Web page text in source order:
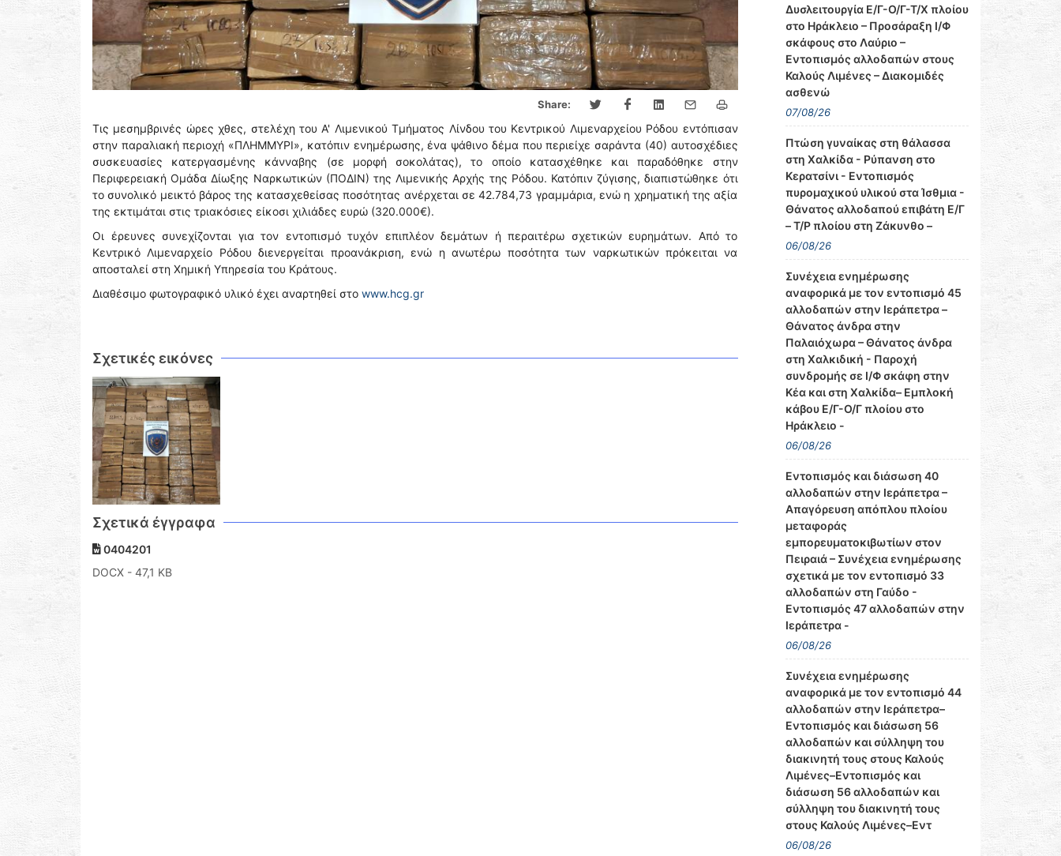
Share:
Τις μεσημβρινές ώρες χθες, στελέχη του Α' Λιμενικού Τμήματος Λίνδου του Κεντρικού Λιμεναρχείου Ρόδου εντόπισαν
στην παραλιακή περιοχή «ΠΛΗΜΜΥΡΙ», κατόπιν ενημέρωσης, ένα ψάθινο δέμα που περιείχε σαράντα (40) αυτοσχέδιες
συσκευασίες κατεργασμένης κάνναβης (σε μορφή σοκολάτας), το οποίο κατασχέθηκε και παραδόθηκε στην
Περιφερειακή Ομάδα Δίωξης Ναρκωτικών (ΠΟΔΙΝ) της Λιμενικής Αρχής της Ρόδου. Κατόπιν ζύγισης, διαπιστώθηκε ότι
το συνολικό μεικτό βάρος της κατασχεθείσας ποσότητας ανέρχεται σε 42.784,73 γραμμάρια, ενώ η χρηματική της αξία
της εκτιμάται στις τριακόσιες είκοσι χιλιάδες ευρώ (320.000€).
Οι έρευνες συνεχίζονται για τον εντοπισμό τυχόν επιπλέον δεμάτων ή περαιτέρω σχετικών ευρημάτων. Από το
Κεντρικό Λιμεναρχείο Ρόδου διενεργείται προανάκριση, ενώ η ανωτέρω ποσότητα των ναρκωτικών πρόκειται να
αποσταλεί στη Χημική Υπηρεσία του Κράτους.
Διαθέσιμο φωτογραφικό υλικό έχει αναρτηθεί στο www.hcg.gr
Σχετικές εικόνες
Σχετικά έγγραφα
0404201
DOCX - 47,1 KB
Δυσλειτουργία Ε/Γ-Ο/Γ-Τ/Χ πλοίου
στο Ηράκλειο – Προσάραξη Ι/Φ
σκάφους στο Λαύριο –
Εντοπισμός αλλοδαπών στους
Καλούς Λιμένες – Διακομιδές
ασθενώ
07/08/26
Πτώση γυναίκας στη θάλασσα
στη Χαλκίδα - Ρύπανση στο
Κερατσίνι - Εντοπισμός
πυρομαχικού υλικού στα Ίσθμια -
Θάνατος αλλοδαπού επιβάτη Ε/Γ
– Τ/Ρ πλοίου στη Ζάκυνθο –
06/08/26
Συνέχεια ενημέρωσης
αναφορικά με τον εντοπισμό 45
αλλοδαπών στην Ιεράπετρα –
Θάνατος άνδρα στην
Παλαιόχωρα – Θάνατος άνδρα
στη Χαλκιδική - Παροχή
συνδρομής σε Ι/Φ σκάφη στην
Κέα και στη Χαλκίδα– Εμπλοκή
κάβου Ε/Γ-Ο/Γ πλοίου στο
Ηράκλειο -
06/08/26
Εντοπισμός και διάσωση 40
αλλοδαπών στην Ιεράπετρα –
Απαγόρευση απόπλου πλοίου
μεταφοράς
εμπορευματοκιβωτίων στον
Πειραιά – Συνέχεια ενημέρωσης
σχετικά με τον εντοπισμό 33
αλλοδαπών στη Γαύδο -
Εντοπισμός 47 αλλοδαπών στην
Ιεράπετρα -
06/08/26
Συνέχεια ενημέρωσης
αναφορικά με τον εντοπισμό 44
αλλοδαπών στην Ιεράπετρα–
Εντοπισμός και διάσωση 56
αλλοδαπών και σύλληψη του
διακινητή τους στους Καλούς
Λιμένες–Εντοπισμός και
διάσωση 56 αλλοδαπών και
σύλληψη του διακινητή τους
στους Καλούς Λιμένες–Εντ
06/08/26